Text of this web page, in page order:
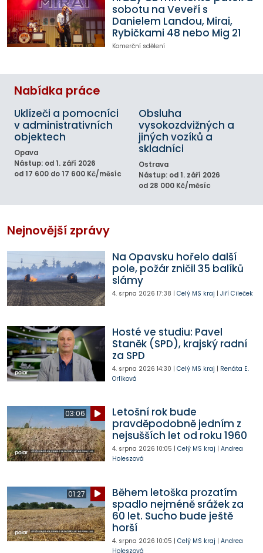
sobotu na Veveří s
Danielem Landou, Mirai,
Rybičkami 48 nebo Mig 21
Komerční sdělení
Nabídka práce
Uklízeči a pomocníci
v administrativních
objektech
Opava
Nástup: od 1. září 2026
od 17 600 do 17 600 Kč/měsíc
Obsluha
vysokozdvižných a
jiných vozíků a
skladníci
Ostrava
Nástup: od 1. září 2026
od 28 000 Kč/měsíc
Nejnovější zprávy
Na Opavsku hořelo další
pole, požár zničil 35 balíků
slámy
4. srpna 2026 17:38 | Celý MS kraj | Jiří Cileček
Hosté ve studiu: Pavel
Staněk (SPD), krajský radní
za SPD
4. srpna 2026 14:30 | Celý MS kraj | Renáta E.
Orlíková
03:06
Letošní rok bude
pravděpodobně jedním z
nejsušších let od roku 1960
4. srpna 2026 10:05 | Celý MS kraj | Andrea
Holeszová
01:27
Během letoška prozatím
spadlo nejméně srážek za
60 let. Sucho bude ještě
horší
4. srpna 2026 10:05 | Celý MS kraj | Andrea
Holeszová